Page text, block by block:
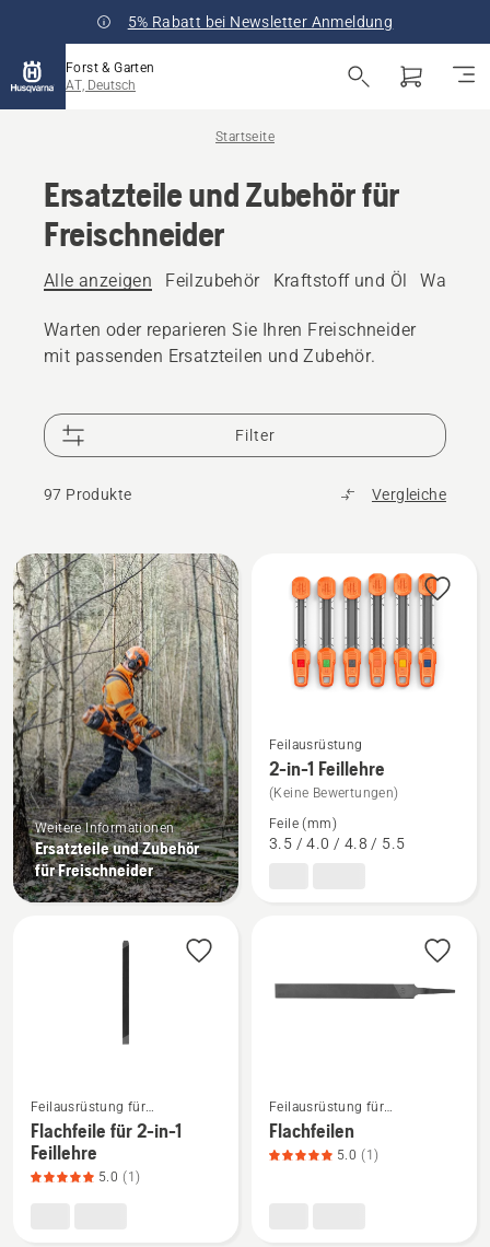
5% Rabatt bei Newsletter Anmeldung
Forst & Garten
AT, Deutsch
Startseite
Ersatzteile und Zubehör für
Freischneider
Alle anzeigen Feilzubehör Kraftstoff und Öl
Warten oder reparieren Sie Ihren Freischneider
mit passenden Ersatzteilen und Zubehör.
Filter
97 Produkte Vergleiche
Alle
Produkte
Weitere Informationen
Ersatzteile und Zubehör
für Freischneider
Mehr
Details
zu
in-
Feilausrüstung
2-in-1 Feillehre
(Keine Bewertungen)
Feile (mm)
3.5 / 4.0 / 4.8 / 5.5
Details
zu
Flachfeile
Feilausrüstung für
Motorsägen
Flachfeile für 2-in-1
Feillehre
5.0 (1)
Details
zu
Feilausrüstung für
Motorsägen
Flachfeilen
5.0 (1)